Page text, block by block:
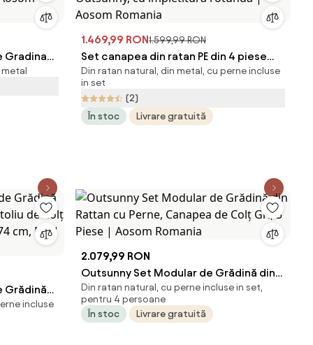
Gradina
1.469,99 RON1.599,99 RON
Set canapea din ratan PE din 4 piese
Outsunny, cu impletitura rotunda |
Aosom Romania
Din ratan natural, din metal, cu perne incluse
in set
(2)
În stoc
Livrare gratuită
Grădină
incluse
2.079,99 RON
Outsunny Set Modular de Grădină din
Rattan cu Perne, Canapea de Colț Gri,
5 Piese | Aosom Romania
Din ratan natural, cu perne incluse in set,
pentru 4 persoane
În stoc
Livrare gratuită